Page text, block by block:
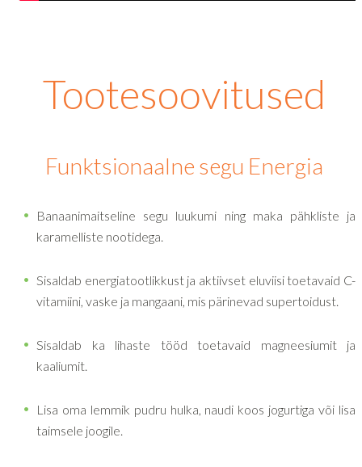
Tootesoovitused
Funktsionaalne segu Energia
Banaanimaitseline segu luukumi ning maka pähkliste ja
karamelliste nootidega.
Sisaldab energiatootlikkust ja aktiivset eluviisi toetavaid C-
vitamiini, vaske ja mangaani, mis pärinevad supertoidust.
Sisaldab ka lihaste tööd toetavaid magneesiumit ja
kaaliumit.
Lisa oma lemmik pudru hulka, naudi koos jogurtiga või lisa
taimsele joogile.